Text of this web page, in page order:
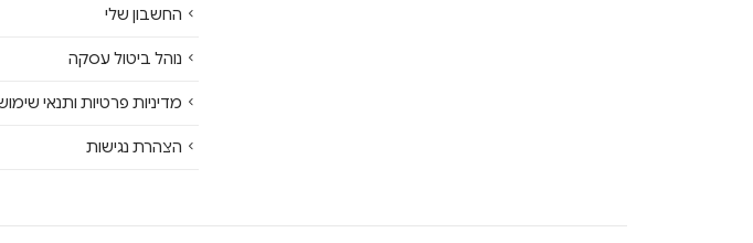
החשבון שלי
נוהל ביטול עסקה
מדיניות פרטיות ותנאי
הצהרת נגישות